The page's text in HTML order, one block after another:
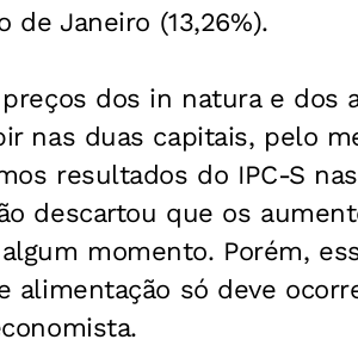
de Janeiro (13,26%).
dos in natura e dos
nas duas capitais, pelo
resultados do IPC-S
descartou que os
momento. Porém,
alimentação só deve